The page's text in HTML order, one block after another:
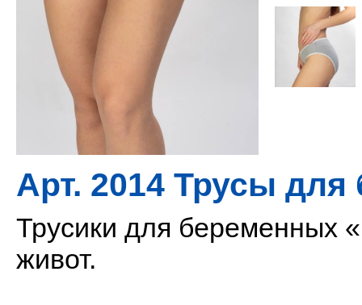
Арт. 2014 Трусы
Трусики для беременных
живот.